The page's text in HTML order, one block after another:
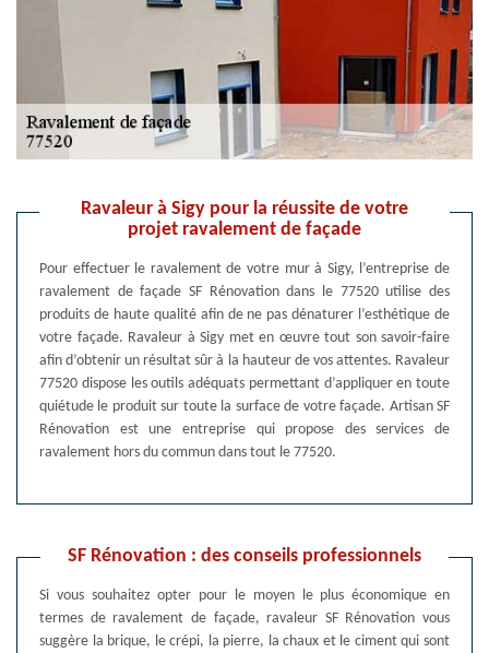
Ravaleur à Sigy pour la réussite de votre
projet ravalement de façade
Pour effectuer le ravalement de votre mur à Sigy, l’entreprise de
ravalement de façade SF Rénovation dans le 77520 utilise des
produits de haute qualité afin de ne pas dénaturer l’esthétique de
votre façade. Ravaleur à Sigy met en œuvre tout son savoir-faire
afin d’obtenir un résultat sûr à la hauteur de vos attentes. Ravaleur
77520 dispose les outils adéquats permettant d’appliquer en toute
quiétude le produit sur toute la surface de votre façade. Artisan SF
Rénovation est une entreprise qui propose des services de
ravalement hors du commun dans tout le 77520.
SF Rénovation : des conseils professionnels
Si vous souhaitez opter pour le moyen le plus économique en
termes de ravalement de façade, ravaleur SF Rénovation vous
suggère la brique, le crépi, la pierre, la chaux et le ciment qui sont